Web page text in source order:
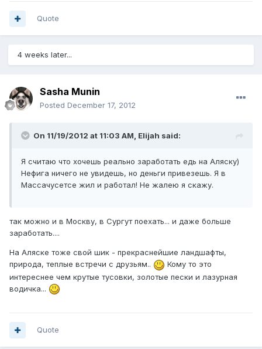
Quote
4 weeks later...
Sasha Munin
Posted December 17, 2012
On 11/19/2012 at 11:03 AM, Elijah said:
Я считаю что хочешь реально заработать едь на Аляску)
Нефига ничего не увидешь, но деньги привезешь. Я в
Массачусетсе жил и работал! Не жалею я скажу.
так можно и в Москву, в Сургут поехать... и даже больше
заработать....
На Аляске тоже свой шик - прекраснейшие ландшафты,
природа, теплые встречи с друзьям..
Кому то это
интереснее чем крутые тусовки, золотые пески и лазурная
водичка...
Quote